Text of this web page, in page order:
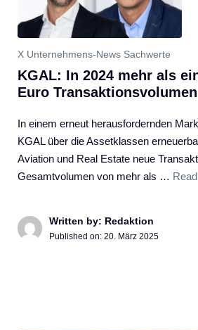
X Unternehmens-News Sachwerte
KGAL: In 2024 mehr als
Euro
In einem erneut herausfordernden
KGAL über die Assetklassen
Aviation und Real Estate neue
Gesamtvolumen von mehr als …
Written by: Redaktion
Published on: 20. März 2025